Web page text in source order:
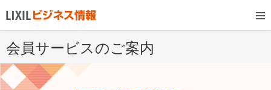
会員サービスのご案内